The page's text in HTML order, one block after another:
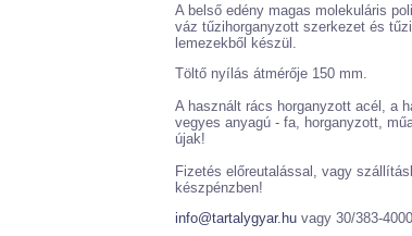
A belső edény magas molekuláris
váz tűzihorganyzott szerkezet és
lemezekből készül.
Töltő nyílás átmérője 150 mm.
A használt rács horganyzott acél, a
vegyes anyagú - fa, horganyzott,
újak!
Fizetés előreutalással, vagy
készpénzben!
info@tartalygyar.huvagy 30/383-4000